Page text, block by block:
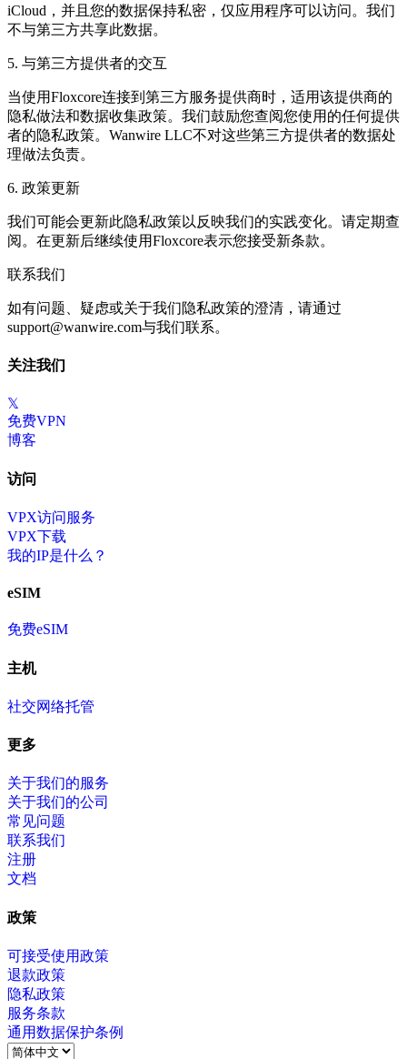
iCloud，并且您的数据保持私密，仅应用程序可以访问。我们
不与第三方共享此数据。
5. 与第三方提供者的交互
当使用Floxcore连接到第三方服务提供商时，适用该提供商的
隐私做法和数据收集政策。我们鼓励您查阅您使用的任何提供
者的隐私政策。Wanwire LLC不对这些第三方提供者的数据处
理做法负责。
6. 政策更新
我们可能会更新此隐私政策以反映我们的实践变化。请定期查
阅。在更新后继续使用Floxcore表示您接受新条款。
联系我们
如有问题、疑虑或关于我们隐私政策的澄清，请通过
support@wanwire.com与我们联系。
关注我们
𝕏
免费VPN
博客
访问
VPX访问服务
VPX下载
我的IP是什么？
eSIM
免费eSIM
主机
社交网络托管
更多
关于我们的服务
关于我们的公司
常见问题
联系我们
注册
文档
政策
可接受使用政策
退款政策
隐私政策
服务条款
通用数据保护条例